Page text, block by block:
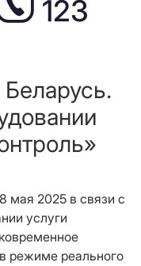
123
мая 2025 в связи с
услуги
режиме реального